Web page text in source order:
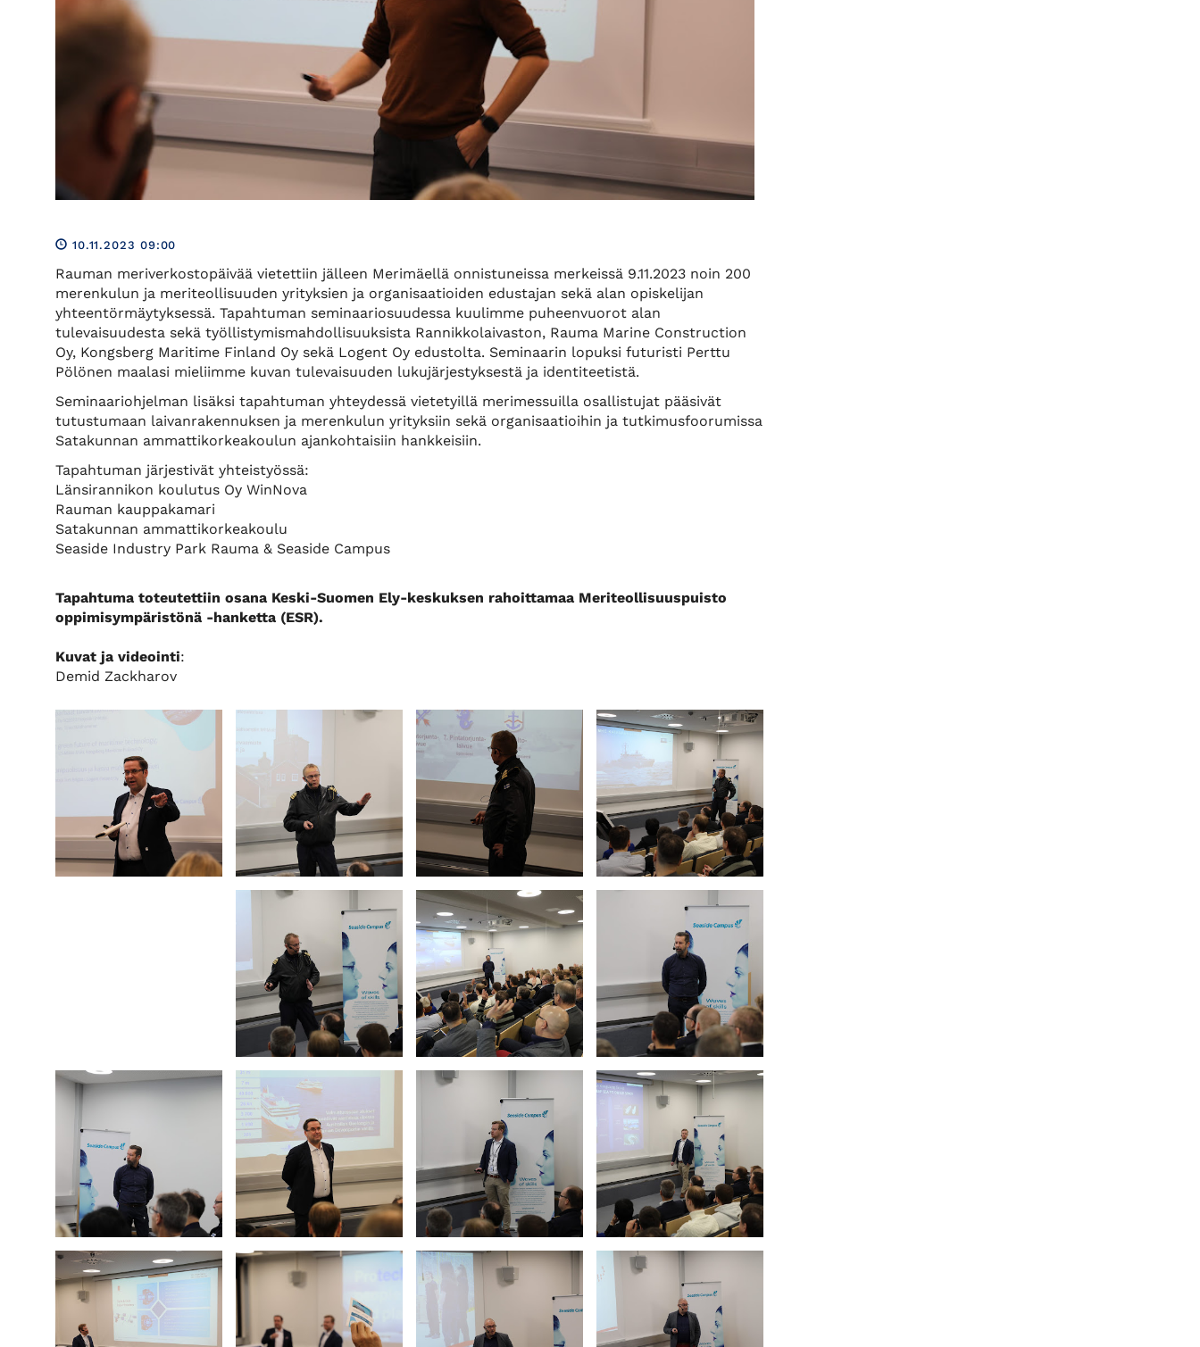
10.11.2023 09:00
Rauman meriverkostopäivää vietettiin jälleen Merimäellä onnistuneissa merkeissä 9.11.2023 noin 200
merenkulun ja meriteollisuuden yrityksien ja organisaatioiden edustajan sekä alan opiskelijan
yhteentörmäytyksessä. Tapahtuman seminaariosuudessa kuulimme puheenvuorot alan
tulevaisuudesta sekä työllistymismahdollisuuksista Rannikkolaivaston, Rauma Marine Construction
Oy, Kongsberg Maritime Finland Oy sekä Logent Oy edustolta. Seminaarin lopuksi futuristi Perttu
Pölönen maalasi mieliimme kuvan tulevaisuuden lukujärjestyksestä ja identiteetistä.
Seminaariohjelman lisäksi tapahtuman yhteydessä vietetyillä merimessuilla osallistujat pääsivät
tutustumaan laivanrakennuksen ja merenkulun yrityksiin sekä organisaatioihin ja tutkimusfoorumissa
Satakunnan ammattikorkeakoulun ajankohtaisiin hankkeisiin.
Tapahtuman järjestivät yhteistyössä:
Länsirannikon koulutus Oy WinNova
Rauman kauppakamari
Satakunnan ammattikorkeakoulu
Seaside Industry Park Rauma & Seaside Campus
Tapahtuma toteutettiin osana Keski-Suomen Ely-keskuksen rahoittamaa Meriteollisuuspuisto
oppimisympäristönä -hanketta (ESR).
Kuvat ja videointi:
Demid Zackharov